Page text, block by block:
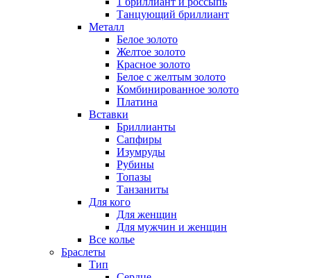
Танцующий бриллиант
Металл
Белое золото
Желтое золото
Красное золото
Белое с желтым золото
Комбинированное золото
Платина
Вставки
Бриллианты
Сапфиры
Изумруды
Рубины
Топазы
Танзаниты
Для кого
Для женщин
Для мужчин и женщин
Все колье
Браслеты
Тип